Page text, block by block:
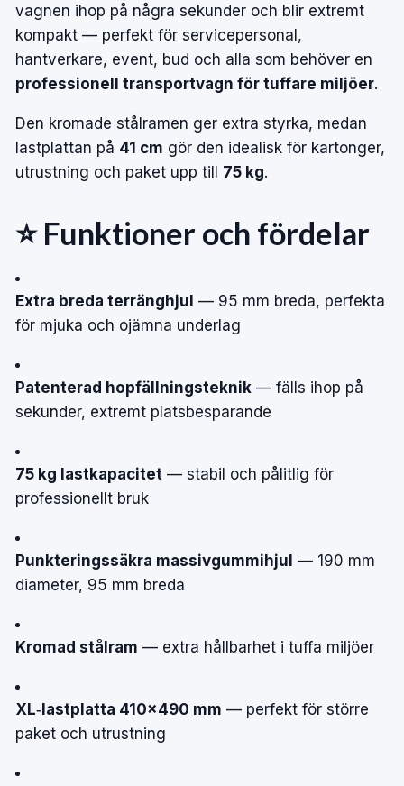
vagnen ihop på några sekunder och blir extremt
kompakt — perfekt för servicepersonal,
hantverkare, event, bud och alla som behöver en
professionell transportvagn för tuffare miljöer.
Den kromade stålramen ger extra styrka, medan
lastplattan på 41 cm gör den idealisk för kartonger,
utrustning och paket upp till 75 kg.
⭐ Funktioner och fördelar
Extra breda terränghjul — 95 mm breda, perfekta
för mjuka och ojämna underlag
Patenterad hopfällningsteknik — fälls ihop på
sekunder, extremt platsbesparande
75 kg lastkapacitet — stabil och pålitlig för
professionellt bruk
Punkteringssäkra massivgummihjul — 190 mm
diameter, 95 mm breda
Kromad stålram — extra hållbarhet i tuffa miljöer
XL‑lastplatta 410×490 mm — perfekt för större
paket och utrustning